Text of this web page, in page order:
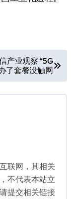
产业观察 “5G
了套餐没触网
联网，其相关
不代表本站立
提交相关链接